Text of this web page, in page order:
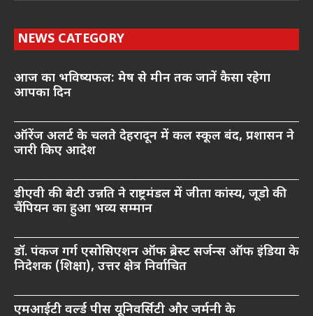
NEWS CATEGORY
आज का भविष्यफल: मेष से मीन तक जानें कैसा रहेगा
आपका दिन
ऑरेंज अलर्ट के चलते देहरादून में कल स्कूल बंद, प्रशासन ने
जारी किए आदेश
डीएवी की बेटी उन्नति ने राष्ट्रमंडल में जीता कांस्य, जूडो की
चैंपियन का हुआ भव्य सम्मान
डॉ. पंकज गर्ग एसोसिएशन ऑफ ब्रेस्ट सर्जन्स ऑफ इंडिया के
निदेशक (शिक्षा), उत्तर क्षेत्र निर्वाचित
एमआईटी वर्ल्ड पीस यूनिवर्सिटी और जर्मनी के